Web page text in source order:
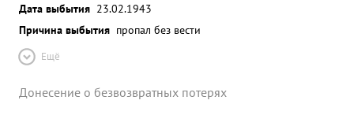
Дата выбытия 23.02.1943
Причина выбытия пропал без вести
Ещё
Донесение о безвозвратных потерях